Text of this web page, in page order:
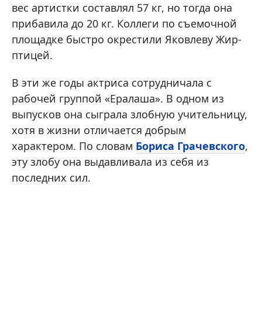
вес артистки составлял 57 кг, но тогда она
прибавила до 20 кг. Коллеги по съемочной
площадке быстро окрестили Яковлеву Жир-
птицей.
В эти же годы актриса сотрудничала с
рабочей группой «Ералаша». В одном из
выпусков она сыграла злобную учительницу,
хотя в жизни отличается добрым
характером. По словам Бориса Грачевского,
эту злобу она выдавливала из себя из
последних сил.